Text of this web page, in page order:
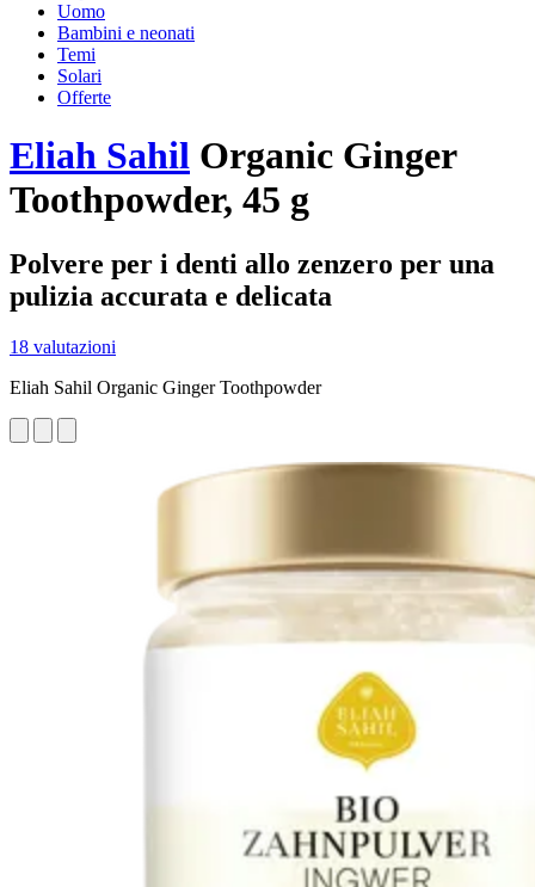
Uomo
Bambini e neonati
Temi
Solari
Offerte
Eliah Sahil Organic Ginger
Toothpowder, 45 g
Polvere per i denti allo zenzero per una
pulizia accurata e delicata
18 valutazioni
Eliah Sahil Organic Ginger Toothpowder